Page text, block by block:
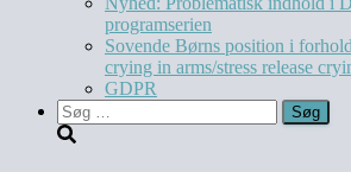
programserien
Sovende Børns position i
crying in arms/stress release
GDPR
Søg
efter: